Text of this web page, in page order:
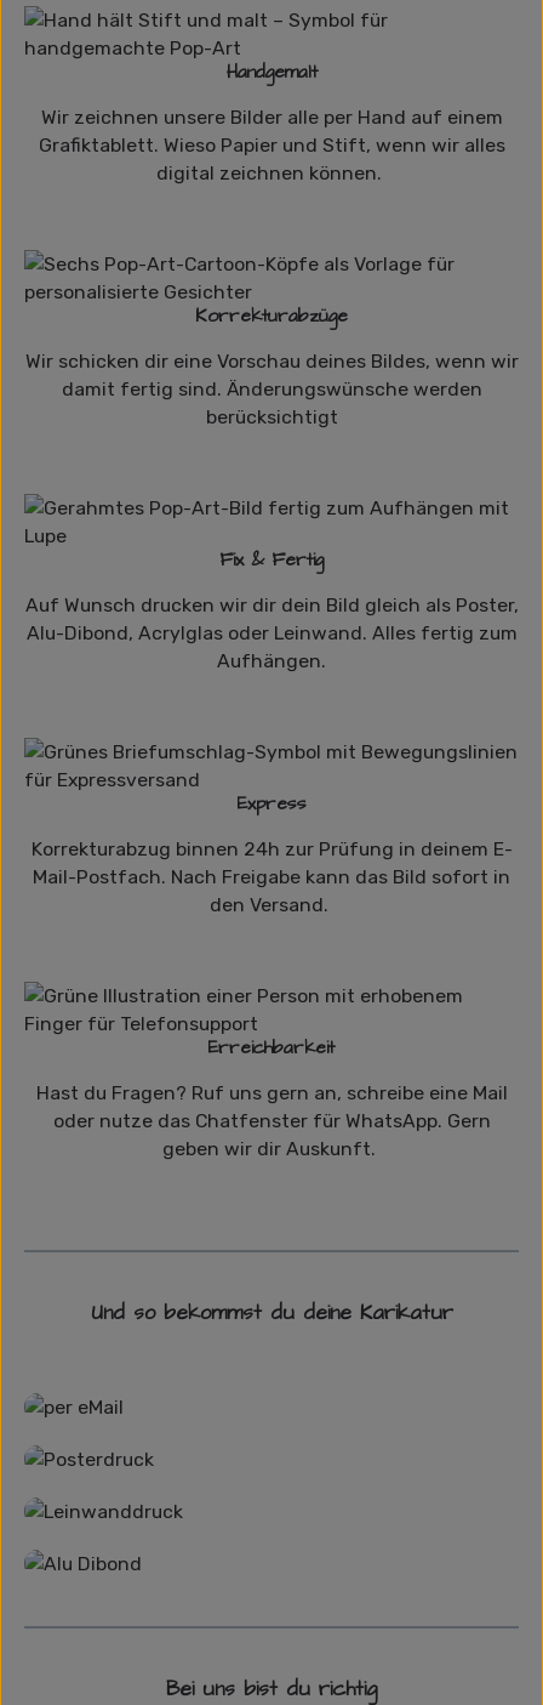
Handgemalt
Wir zeichnen unsere Bilder alle per Hand auf einem
Grafiktablett. Wieso Papier und Stift, wenn wir alles
digital zeichnen können.
Korrekturabzüge
Wir schicken dir eine Vorschau deines Bildes, wenn wir
damit fertig sind. Änderungswünsche werden
berücksichtigt
Fix & Fertig
Auf Wunsch drucken wir dir dein Bild gleich als Poster,
Alu-Dibond, Acrylglas oder Leinwand. Alles fertig zum
Aufhängen.
Express
Korrekturabzug binnen 24h zur Prüfung in deinem E-
Mail-Postfach. Nach Freigabe kann das Bild sofort in
den Versand.
Erreichbarkeit
Hast du Fragen? Ruf uns gern an, schreibe eine Mail
oder nutze das Chatfenster für WhatsApp. Gern
geben wir dir Auskunft.
Und so bekommst du deine Karikatur
Bei uns bist du richtig